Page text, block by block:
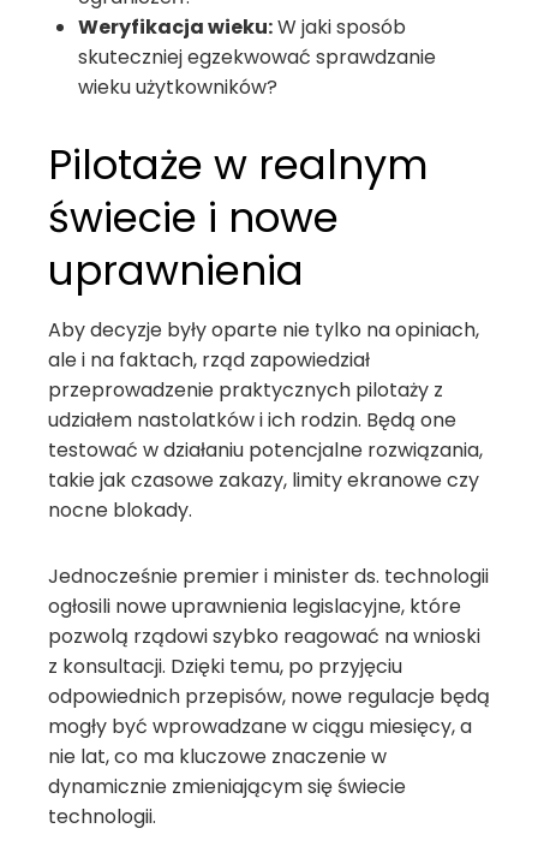
Weryfikacja wieku:W jaki sposób
skuteczniej egzekwować sprawdzanie
wieku użytkowników?
Pilotaże w realnym
świecie i nowe
uprawnienia
Aby decyzje były oparte nie tylko na opiniach,
ale i na faktach, rząd zapowiedział
przeprowadzenie praktycznych pilotaży z
udziałem nastolatków i ich rodzin. Będą one
testować w działaniu potencjalne rozwiązania,
takie jak czasowe zakazy, limity ekranowe czy
nocne blokady.
Jednocześnie premier i minister ds. technologii
ogłosili nowe uprawnienia legislacyjne, które
pozwolą rządowi szybko reagować na wnioski
z konsultacji. Dzięki temu, po przyjęciu
odpowiednich przepisów, nowe regulacje będą
mogły być wprowadzane w ciągu miesięcy, a
nie lat, co ma kluczowe znaczenie w
dynamicznie zmieniającym się świecie
technologii.